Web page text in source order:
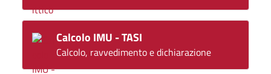
Calcolo IMU - TASI
Calcolo, ravvedimento e dichiarazione